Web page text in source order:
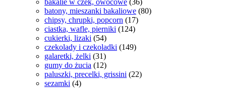
batony, mieszanki bakaliowe (80)
chipsy, chrupki, popcorn (17)
ciastka, wafle, pierniki (124)
cukierki, lizaki (54)
czekolady i czekoladki (149)
galaretki, żelki (31)
gumy do żucia (12)
paluszki, precelki, grissini (22)
sezamki (4)